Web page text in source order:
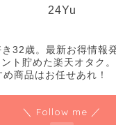
24Yu
32歳。最新お得情報
ト貯めた楽天オタク
商品はお任せあれ！
＼ Follow me ／